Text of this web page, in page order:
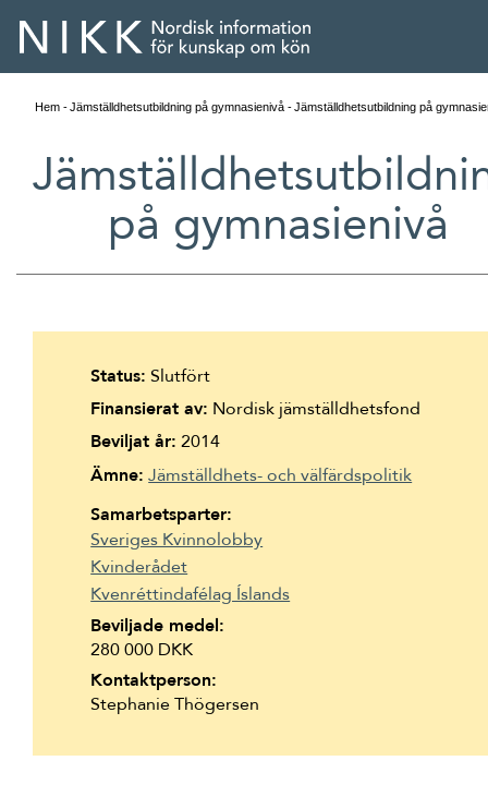
English
Skandinaviska
Suomi
Íslenska
Hem Jämställdhetsutbildning på gymnasienivå Jämställdhetsutbildning på
på gymnasienivå
Status: Slutfört
Finansierat av: Nordisk jämställdhetsfond
Beviljat år: 2014
Ämne: Jämställdhets- och välfärdspolitik
Samarbetsparter:
Sveriges Kvinnolobby
Kvinderådet
Kvenréttindafélag Íslands
Beviljade medel:
280 000 DKK
Kontaktperson:
Stephanie Thögersen